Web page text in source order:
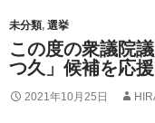
未分類, 選挙
この度の衆議院
つ久」候補を応援
2021年10月25日